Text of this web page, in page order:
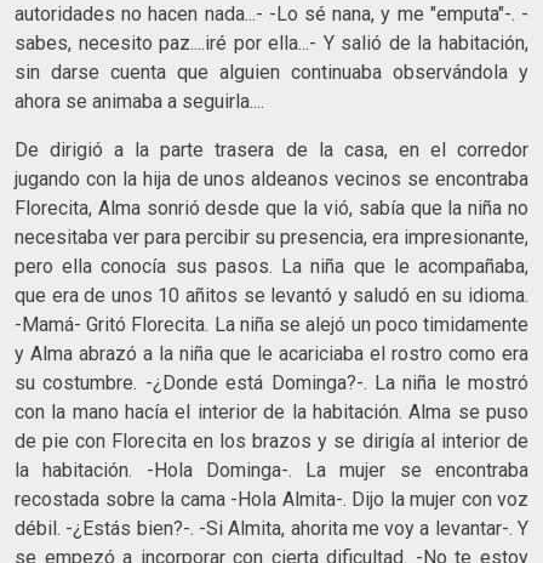
autoridades no hacen nada...- -Lo sé nana, y me "emputa"-. -
sabes, necesito paz....iré por ella...- Y salió de la habitación,
sin darse cuenta que alguien continuaba observándola y
ahora se animaba a seguirla....
De dirigió a la parte trasera de la casa, en el corredor
jugando con la hija de unos aldeanos vecinos se encontraba
Florecita, Alma sonrió desde que la vió, sabía que la niña no
necesitaba ver para percibir su presencia, era impresionante,
pero ella conocía sus pasos. La niña que le acompañaba,
que era de unos 10 añitos se levantó y saludó en su idioma.
-Mamá- Gritó Florecita. La niña se alejó un poco timidamente
y Alma abrazó a la niña que le acariciaba el rostro como era
su costumbre. -¿Donde está Dominga?-. La niña le mostró
con la mano hacía el interior de la habitación. Alma se puso
de pie con Florecita en los brazos y se dirigía al interior de
la habitación. -Hola Dominga-. La mujer se encontraba
recostada sobre la cama -Hola Almita-. Dijo la mujer con voz
débil. -¿Estás bien?-. -Si Almita, ahorita me voy a levantar-. Y
se empezó a incorporar con cierta dificultad. -No te estoy